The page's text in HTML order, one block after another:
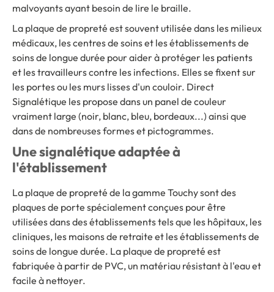
malvoyants ayant besoin de lire le braille.
La plaque de propreté est souvent utilisée dans les milieux
médicaux, les centres de soins et les établissements de
soins de longue durée pour aider à protéger les patients
et les travailleurs contre les infections. Elles se fixent sur
les portes ou les murs lisses d'un couloir. Direct
Signalétique les propose dans un panel de couleur
vraiment large (noir, blanc, bleu, bordeaux...) ainsi que
dans de nombreuses formes et pictogrammes.
Une signalétique adaptée à
l'établissement
La plaque de propreté de la gamme Touchy sont des
plaques de porte spécialement conçues pour être
utilisées dans des établissements tels que les hôpitaux, les
cliniques, les maisons de retraite et les établissements de
soins de longue durée. La plaque de propreté est
fabriquée à partir de PVC, un matériau résistant à l'eau et
facile à nettoyer.